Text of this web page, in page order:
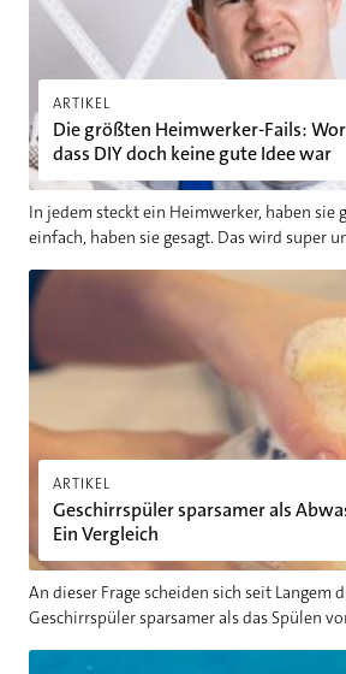
ARTIKEL
Die größten Heimwerker-Fails:
dass DIY doch keine gute Idee war
In jedem steckt ein Heimwerker, haben sie
einfach, haben sie gesagt. Das wird super
ARTIKEL
Geschirrspüler sparsamer als
Ein Vergleich
An dieser Frage scheiden sich seit Langem
Geschirrspüler sparsamer als das Spülen
Geschirrspüler sparsamer als
Schimmel in der Dusche entfernen: